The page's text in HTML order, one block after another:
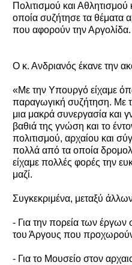
Πολιτισμού και
οποία συζήτησε τα θέματα
που αφορούν την Αργολίδα.
Ο κ. Ανδριανός έκανε την
«Με την Υπουργό είχαμε
παραγωγική συζήτηση. Με
μια μακρά συνεργασία και
βαθιά της γνώση και το
πολιτισμού, αρχαίου και
πολλά από τα οποία
είχαμε πολλές φορές την
μαζί.
Συγκεκριμένα, μεταξύ
- Για την πορεία των έργων
του Άργους που
- Για το Μουσείο στον